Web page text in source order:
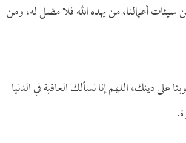
أعمالنا، من يهده الله فلا مضل له، ومن
دينك، اللهم إنا نسألك العافية في الدنيا